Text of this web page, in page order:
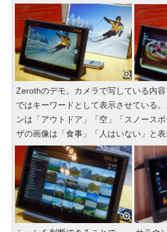
Zerothのデモ。カメラで写している内
ではキーワードとして表示させている
ンは「アウトドア」「空」「スノース
ザの画像は「食事」「人はいない」と